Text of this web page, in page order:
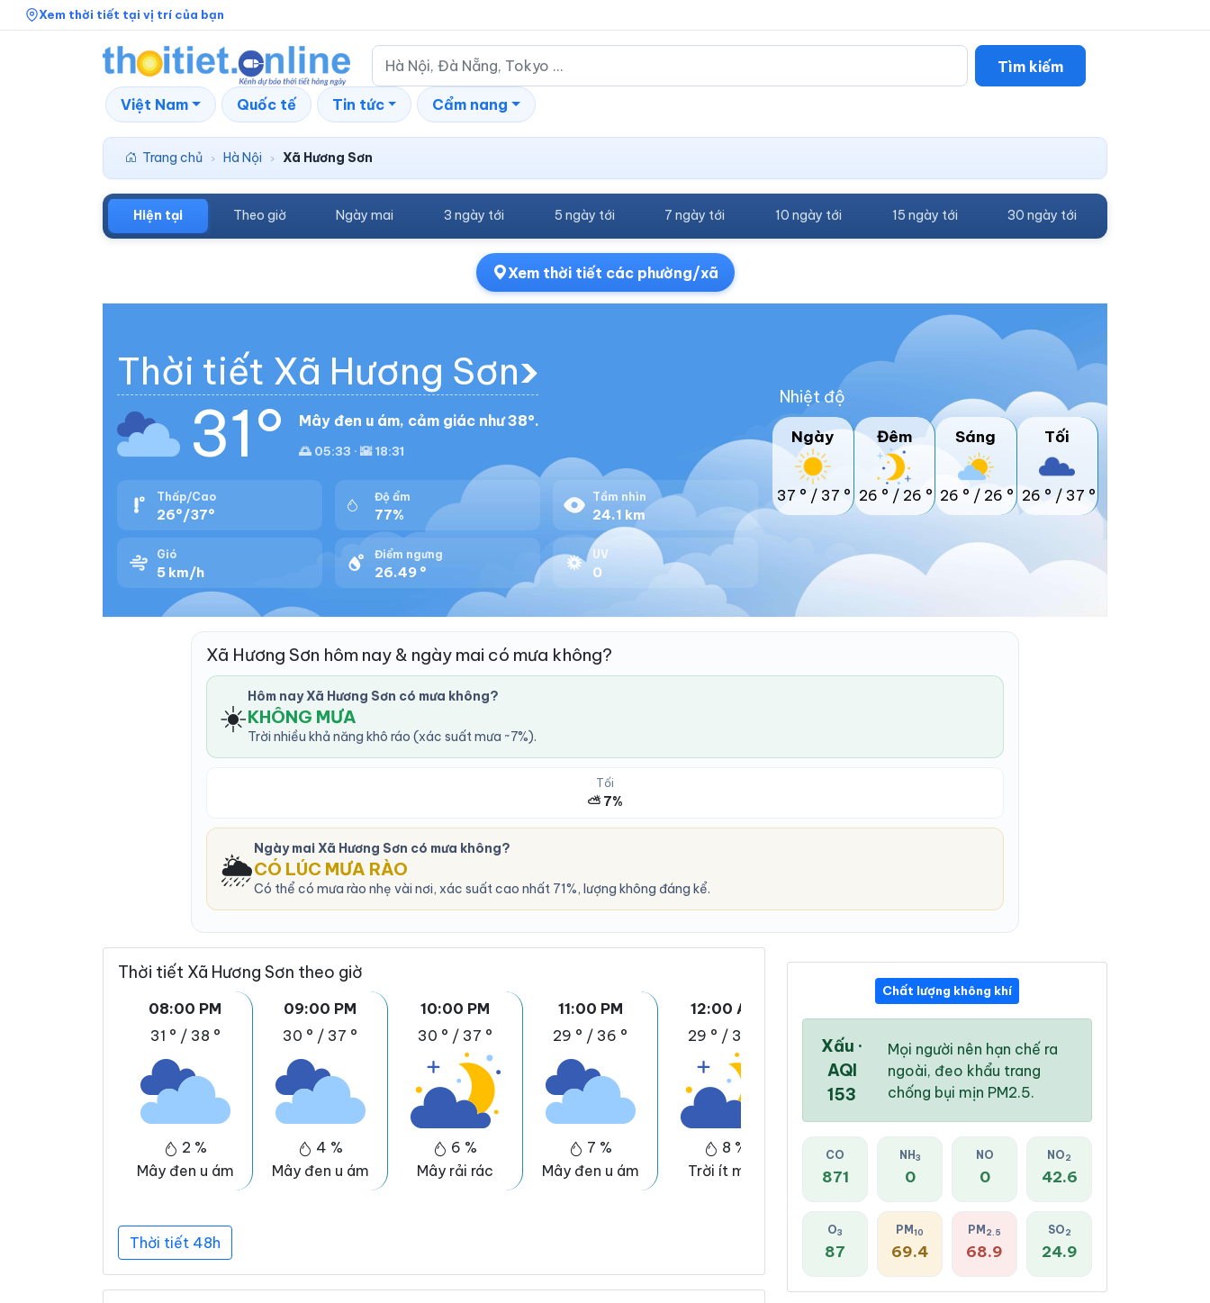
Xem thời tiết tại vị trí của bạn
Tìm kiếm
Việt Nam Quốc tế Tin tức Cẩm nang
Trang chủ › Hà Nội › Xã Hương Sơn
Hiện tại Theo giờ Ngày mai 3 ngày tới 5 ngày tới 7 ngày tới 10 ngày tới 15 ngày tới 30 ngày tới
Xem thời tiết các phường/xã
Thời tiết Xã Hương Sơn
31° Mây đen u ám, cảm giác như 38°.
🌅 05:33 · 🌇 18:31
Thấp/Cao
26°/37°
Độ ẩm
77%
Tầm nhìn
24.1 km
Gió
5 km/h
Điểm ngưng
26.49 °
UV
0
Nhiệt độ
Ngày
37 ° / 37 °
Đêm
26 ° / 26 °
Sáng
26 ° / 26 °
Tối
26 ° / 37 °
Xã Hương Sơn hôm nay & ngày mai có mưa không?
☀️
Hôm nay Xã Hương Sơn có mưa không?
KHÔNG MƯA
Trời nhiều khả năng khô ráo (xác suất mưa ~7%).
Tối
⛅ 7%
🌦️
Ngày mai Xã Hương Sơn có mưa không?
CÓ LÚC MƯA RÀO
Có thể có mưa rào nhẹ vài nơi, xác suất cao nhất 71%, lượng không đáng kể.
Thời tiết Xã Hương Sơn theo giờ
08:00 PM
31 ° / 38 °
2 %
Mây đen u ám
09:00 PM
30 ° / 37 °
4 %
Mây đen u ám
10:00 PM
30 ° / 37 °
6 %
Mây rải rác
11:00 PM
29 ° / 36 °
7 %
Mây đen u ám
12:00 AM
29 ° / 36 °
8 %
Trời ít mây
01:00 AM
29 °
Mây đen u ám
02:00 AM
13 %
Mưa rào nhẹ
Thời tiết 48h
Chất lượng không khí
Xấu ·
AQI
153
Mọi người nên hạn chế ra
ngoài, đeo khẩu trang
chống bụi mịn PM2.5.
CO
871
NH 3
0
NO
0
NO2
42.6
O3
87
PM10
69.4
PM 2.5
68.9
SO2
24.9